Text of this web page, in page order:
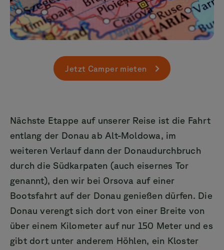
Jetzt Camper mieten
Nächste Etappe auf unserer Reise ist die Fahrt
entlang der Donau ab Alt-Moldowa, im
weiteren Verlauf dann der Donaudurchbruch
durch die Südkarpaten (auch eisernes Tor
genannt), den wir bei Orsova auf einer
Bootsfahrt auf der Donau genießen dürfen. Die
Donau verengt sich dort von einer Breite von
über einem Kilometer auf nur 150 Meter und es
gibt dort unter anderem Höhlen, ein Kloster